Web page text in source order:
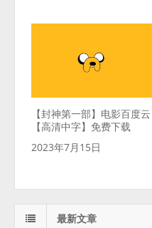
【封神第一部】电影百度云
【高清中字】免费下载
2023年7月15日
最新文章